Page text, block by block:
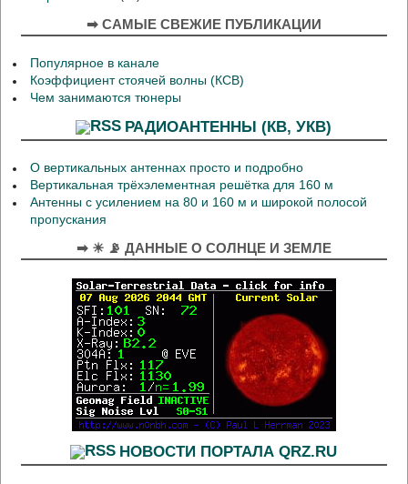
➡ САМЫЕ СВЕЖИЕ ПУБЛИКАЦИИ
Популярное в канале
Коэффициент стоячей волны (КСВ)
Чем занимаются тюнеры
РАДИОАНТЕННЫ (КВ, УКВ)
О вертикальных антеннах просто и подробно
Вертикальная трёхэлементная решётка для 160 м
Антенны с усилением на 80 и 160 м и широкой полосой
пропускания
➡ ☀ 📡 ДАННЫЕ О СОЛНЦЕ И ЗЕМЛЕ
НОВОСТИ ПОРТАЛА QRZ.RU